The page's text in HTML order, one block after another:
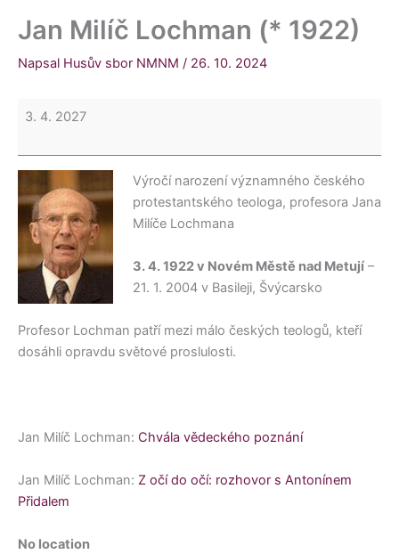
Jan Milíč Lochman (* 1922)
Napsal Husův sbor NMNM / 26. 10. 2024
3. 4. 2027
Výročí narození významného českého
protestantského teologa, profesora Jana
Milíče Lochmana
3. 4. 1922 v Novém Městě nad Metují–
21. 1. 2004 v Basileji, Švýcarsko
Profesor Lochman patří mezi málo českých teologů, kteří
dosáhli opravdu světové proslulosti.
Jan Milíč Lochman: Chvála vědeckého poznání
Jan Milíč Lochman: Z očí do očí: rozhovor s Antonínem
Přidalem
No location